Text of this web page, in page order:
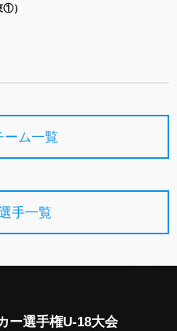
①）
ーム一覧
手一覧
ー選手権U-18大会